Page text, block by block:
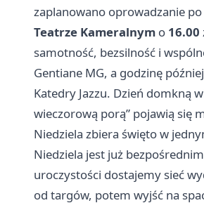
zaplanowano oprowadzanie
Teatrze Kameralnym o 16.00
samotność, bezsilność i
Gentiane MG, a godzinę
Katedry Jazzu. Dzień domkną
wieczorową porą” pojawią się
Niedziela zbiera święto w
Niedziela jest już
uroczystości dostajemy sieć
od targów, potem wyjść na